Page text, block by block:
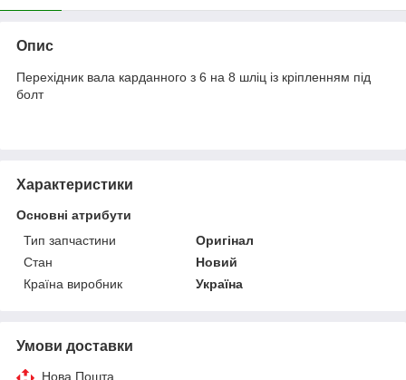
Опис
Перехідник вала карданного з 6 на 8 шліц із кріпленням під
болт
Характеристики
Основні атрибути
Тип запчастини
Оригінал
Стан
Новий
Країна виробник
Україна
Умови доставки
Нова Пошта